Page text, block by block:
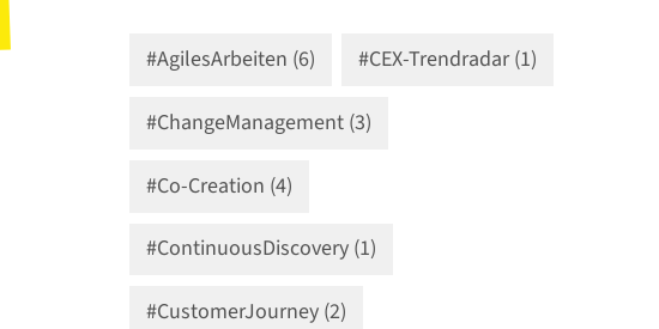
#AgilesArbeiten (6) #CEX-Trendradar (1)
#ChangeManagement (3)
#Co-Creation (4)
#ContinuousDiscovery (1)
#CustomerJourney (2)